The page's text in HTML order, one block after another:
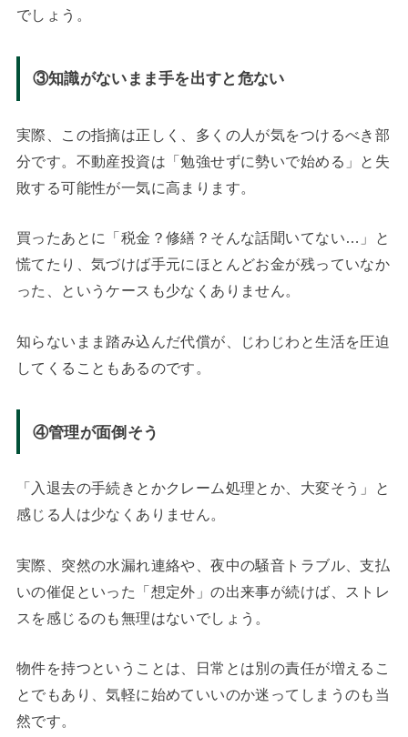
でしょう。
③知識がないまま手を出すと危ない
実際、この指摘は正しく、多くの人が気をつけるべき部
分です。不動産投資は「勉強せずに勢いで始める」と失
敗する可能性が一気に高まります。
買ったあとに「税金？修繕？そんな話聞いてない…」と
慌てたり、気づけば手元にほとんどお金が残っていなか
った、というケースも少なくありません。
知らないまま踏み込んだ代償が、じわじわと生活を圧迫
してくることもあるのです。
④管理が面倒そう
「入退去の手続きとかクレーム処理とか、大変そう」と
感じる人は少なくありません。
実際、突然の水漏れ連絡や、夜中の騒音トラブル、支払
いの催促といった「想定外」の出来事が続けば、ストレ
スを感じるのも無理はないでしょう。
物件を持つということは、日常とは別の責任が増えるこ
とでもあり、気軽に始めていいのか迷ってしまうのも当
然です。